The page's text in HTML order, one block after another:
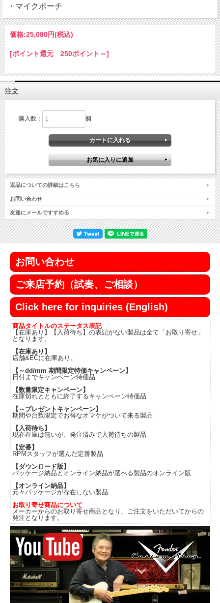
・マイクポーチ
価格:25,080円(税込)
[ポイント還元 250ポイント～]
注文
購入数： 個
返品についての詳細はこちら
お問い合わせ
友達にメールですすめる
お問い合わせ
ご来店予約（試奏、ご相談）
Click here for inquiries (English)
商品タイトルのステータス表記
【在庫あり】【入荷待ち】の表記がない製品は全て「お取り寄せ」
となります。
【在庫あり】
店舗&ECに在庫あり。
【～dd/mm 期間限定特価キャンペーン】
日付までキャンペーン特価品
【数量限定キャンペーン】
在庫切れとともに終了するキャンペーン特価品
【～プレゼントキャンペーン】
期間や台数限定でお得なオマケがついて来る製品
【入荷待ち】
現在在庫は無いが、発注済みで入荷待ちの製品
【定番】
RPMスタッフが選んだ定番製品
【ダウンロード版】
パッケージ納品とオンライン納品が選べる製品のオンライン版
【オンライン納品】
元々パッケージが存在しない製品
お取り寄せ商品について
メーカーからのお取り寄せ商品となり、ご注文をいただいてからの
発注となります。